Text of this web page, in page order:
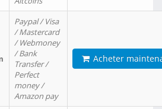
Paypal / Visa
/ Mastercard
/ Webmoney
/ Bank
Transfer /
Perfect
money /
Amazon pay
Acheter